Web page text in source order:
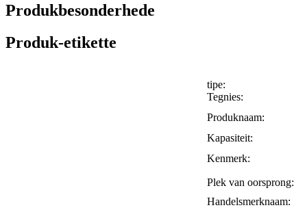
Produkbesonderhede
Produk-etikette
tipe:
Tegnies:
Produknaam:
Kapasiteit:
Kenmerk:
Plek van oorsprong:
Handelsmerknaam: